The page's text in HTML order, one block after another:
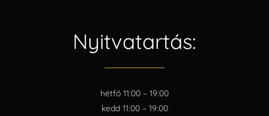
Nyitvatartás:
hétfő 11:00 – 19:00
kedd 11:00 – 19:00